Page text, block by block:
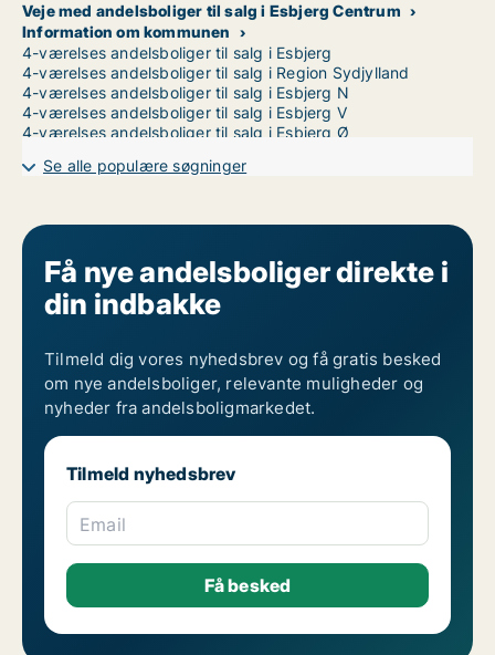
Veje med andelsboliger til salg i Esbjerg Centrum
Information om kommunen
4-værelses andelsboliger til salg i Esbjerg
4-værelses andelsboliger til salg i Region Sydjylland
4-værelses andelsboliger til salg i Esbjerg N
4-værelses andelsboliger til salg i Esbjerg V
4-værelses andelsboliger til salg i Esbjerg Ø
Se alle populære søgninger
Få nye andelsboliger direkte i
din indbakke
Tilmeld dig vores nyhedsbrev og få gratis besked
om nye andelsboliger, relevante muligheder og
nyheder fra andelsboligmarkedet.
Tilmeld nyhedsbrev
Email